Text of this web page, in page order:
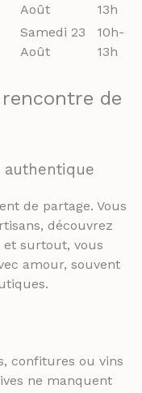
Août
13h
Samedi 23
Août
10h-
13h
de
authentique
de partage. Vous
découvrez
surtout, vous
amour, souvent
confitures ou vins
ne manquent